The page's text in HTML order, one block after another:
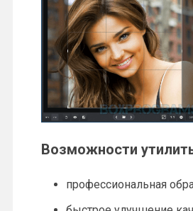
Возможности
профессиональная